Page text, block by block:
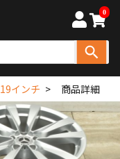
0
19インチ 商品詳細